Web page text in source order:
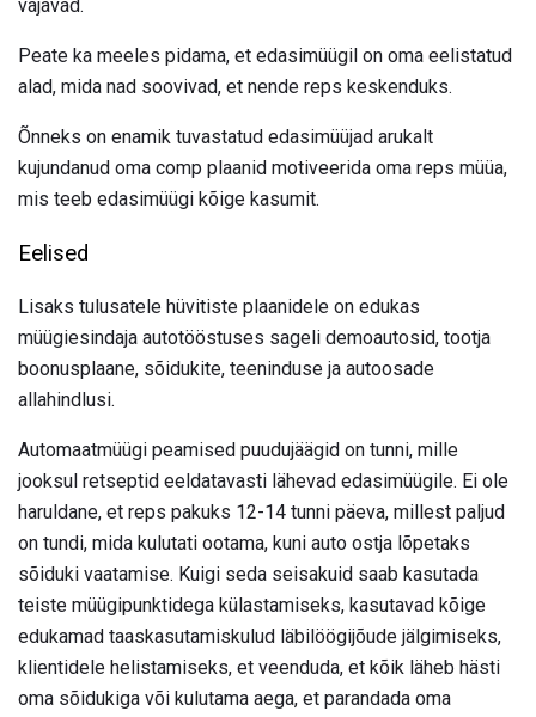
vajavad.
Peate ka meeles pidama, et edasimüügil on oma eelistatud
alad, mida nad soovivad, et nende reps keskenduks.
Õnneks on enamik tuvastatud edasimüüjad arukalt
kujundanud oma comp plaanid motiveerida oma reps müüa,
mis teeb edasimüügi kõige kasumit.
Eelised
Lisaks tulusatele hüvitiste plaanidele on edukas
müügiesindaja autotööstuses sageli demoautosid, tootja
boonusplaane, sõidukite, teeninduse ja autoosade
allahindlusi.
Automaatmüügi peamised puudujäägid on tunni, mille
jooksul retseptid eeldatavasti lähevad edasimüügile. Ei ole
haruldane, et reps pakuks 12-14 tunni päeva, millest paljud
on tundi, mida kulutati ootama, kuni auto ostja lõpetaks
sõiduki vaatamise. Kuigi seda seisakuid saab kasutada
teiste müügipunktidega külastamiseks, kasutavad kõige
edukamad taaskasutamiskulud läbilöögijõude jälgimiseks,
klientidele helistamiseks, et veenduda, et kõik läheb hästi
oma sõidukiga või kulutama aega, et parandada oma